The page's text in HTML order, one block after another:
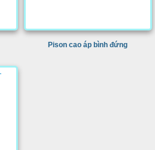
Pison cao áp bình đứng